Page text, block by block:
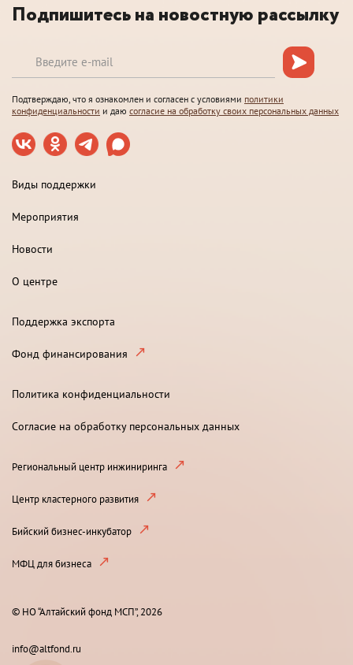
Подпишитесь на новостную рассылку
Подтверждаю, что я ознакомлен и согласен с условиями политики
конфиденциальности и даю согласие на обработку своих персональных данных
Виды поддержки
Мероприятия
Новости
О центре
Поддержка экспорта
Фонд финансирования
Политика конфиденциальности
Согласие на обработку персональных данных
Региональный центр инжиниринга
Центр кластерного развития
Бийский бизнес-инкубатор
МФЦ для бизнеса
© НО “Алтайский фонд МСП”, 2026
info@altfond.ru